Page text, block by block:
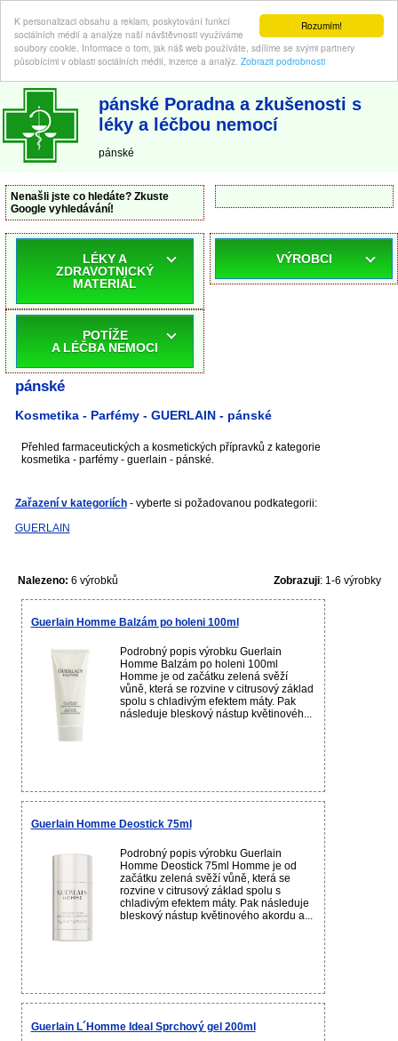
Rozumím!
K personalizaci obsahu a reklam, poskytování funkcí
sociálních médií a analýze naší návštěvnosti využíváme
soubory cookie. Informace o tom, jak náš web používáte, sdílíme se svými partnery
působícími v oblasti sociálních médií, inzerce a analýz. Zobrazit podrobnosti
ABC-LEKARNA.cz | Poradna a zkušenosti s léky a léčbou nemocí
pánské Poradna a zkušenosti s
léky a léčbou nemocí
pánské
Nenašli jste co hledáte? Zkuste
Google vyhledávání!
LÉKY A
ZDRAVOTNICKÝ
MATERIÁL
POTÍŽE
A LÉČBA NEMOCI
VÝROBCI
pánské
Kosmetika - Parfémy - GUERLAIN - pánské
Přehled farmaceutických a kosmetických přípravků z kategorie
kosmetika - parfémy - guerlain - pánské.
Zařazení v kategoriích - vyberte si požadovanou podkategorii:
GUERLAIN
Nalezeno: 6 výrobků Zobrazuji: 1-6 výrobky
Guerlain Homme Balzám po holeni 100ml
Podrobný popis výrobku Guerlain
Homme Balzám po holeni 100ml
Homme je od začátku zelená svěží
vůně, která se rozvine v citrusový základ
spolu s chladivým efektem máty. Pak
následuje bleskový nástup květinovéh...
Guerlain Homme Deostick 75ml
Podrobný popis výrobku Guerlain
Homme Deostick 75ml Homme je od
začátku zelená svěží vůně, která se
rozvine v citrusový základ spolu s
chladivým efektem máty. Pak následuje
bleskový nástup květinového akordu a...
Guerlain L´Homme Ideal Sprchový gel 200ml